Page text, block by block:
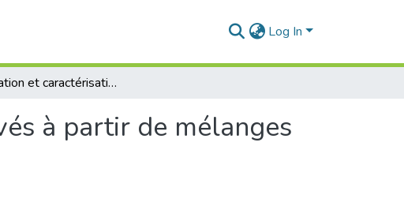
Log In
Préparation et caractérisation de carbones activés à partir de mélanges de précurseurs lignocellulosiques
à partir de mélanges